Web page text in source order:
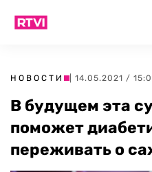
НОВОСТИ | 14.05.2021 /
В будущем эта
поможет
переживать о